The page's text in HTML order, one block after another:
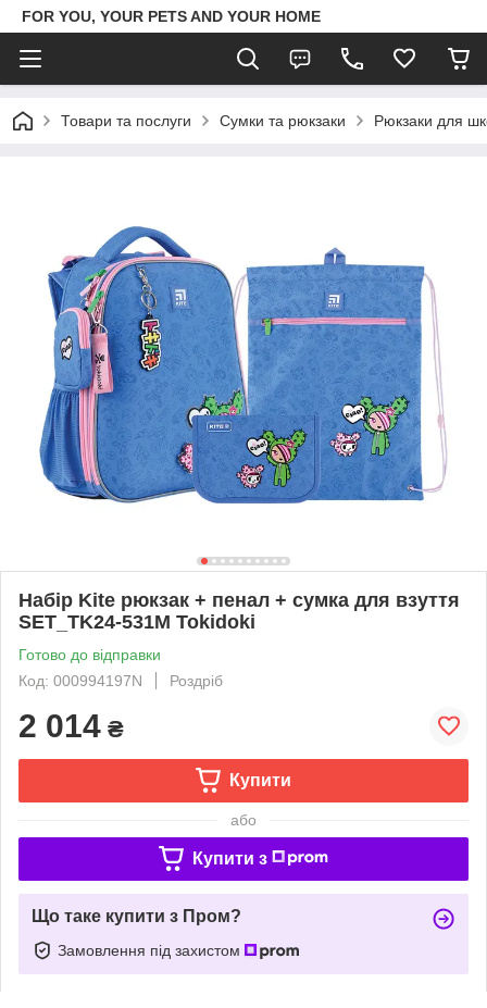
FOR YOU, YOUR PETS AND YOUR HOME
Товари та послуги Сумки та рюкзаки Рюкзаки для
Набір Kite рюкзак + пенал + сумка для взуття
SET_TK24-531M Tokidoki
Готово до відправки
Код: 000994197N
Роздріб
2 014 ₴
Купити
або
Купити з
Що таке купити з Пром?
Замовлення під захистом